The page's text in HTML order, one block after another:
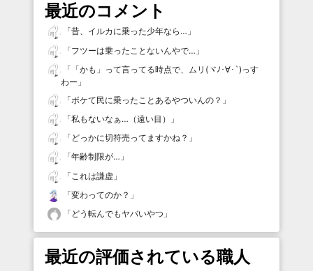
最近のコメント
「昔、イルカに乗った少年なら… 」
「フツーは乗ったことないんやで… 」
「 「かも」って言ってる時点で、ムリ(ヾﾉ･∀･`)っす
わー 」
「ボケて民に乗ったことあるやついんの？ 」
「私もないなぁ…（遠い目）
」
「 どっかに切符売ってますかね？ 」
「年齢制限が… 」
「 これは謙虚 」
「変わってのか？ 」
「 どう転んでもヤバいやつ 」
最近の評価されている職人